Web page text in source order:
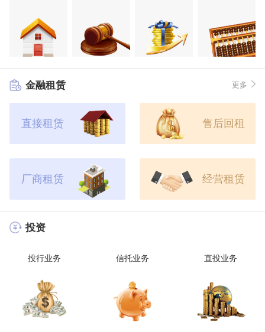
金融租赁 更多
直接租赁 售后回租
厂商租赁 经营租赁
投资
投行业务 信托业务 直投业务